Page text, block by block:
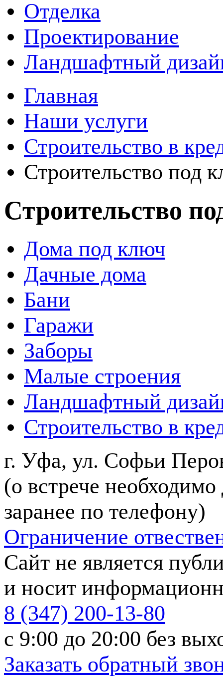
Отделка
Проектирование
Ландшафтный
Главная
Наши услуги
Строительство в
Строительство под
Строительство
Дома под ключ
Дачные дома
Бани
Гаражи
Заборы
Малые строения
Ландшафтный
Строительство в
г. Уфа, ул. Софьи
(о встрече необходимо
заранее по телефону)
Ограничение
Сайт не является
и носит
8 (347) 200-13-80
с 9:00 до 20:00 без
Заказать обратный